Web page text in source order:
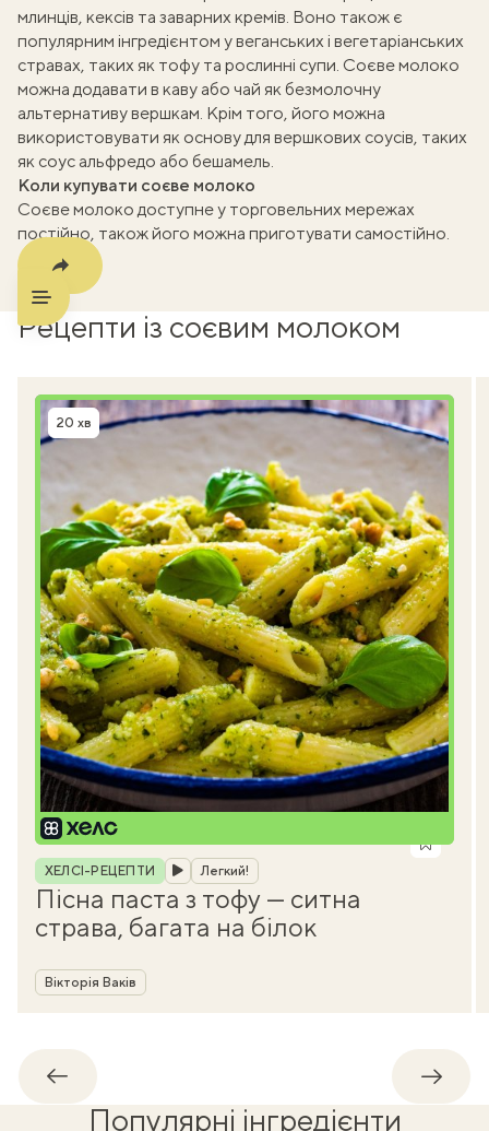
млинців, кексів та заварних кремів. Воно також є
популярним інгредієнтом у веганських і вегетаріанських
стравах, таких як тофу та рослинні супи. Соєве молоко
можна додавати в каву або чай як безмолочну
альтернативу вершкам. Крім того, його можна
використовувати як основу для вершкових соусів, таких
як соус альфредо або бешамель.
Коли купувати соєве молоко
Соєве молоко доступне у торговельних мережах
постійно, також його можна приготувати самостійно.
Рецепти із соєвим молоком
Час приготування
20 хв
Рубрика
ХЕЛСІ-РЕЦЕПТИ Легкий!
Пісна паста з тофу — ситна
страва, багата на білок
Автор
Вікторія Ваків
Назад
Популярні інгредієнти